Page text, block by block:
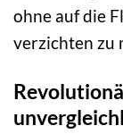
ohne auf die
verzichten zu